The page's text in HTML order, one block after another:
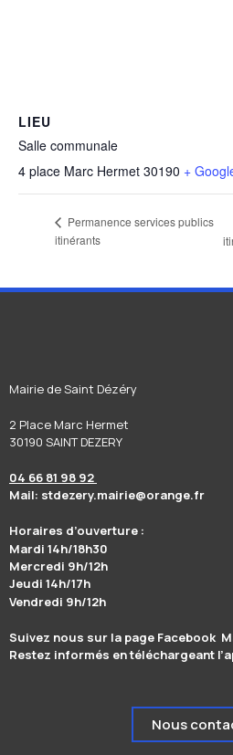
LIEU
Salle communale
4 place Marc Hermet 30190 +
Permanence services publics
itinérants
Mairie de Saint Dézéry
2 Place Marc Hermet
30190 SAINT DEZERY
04 66 81 98 92
Mail: stdezery.mairie@orange.fr
Horaires d’ouverture :
Mardi 14h/18h30
Mercredi 9h/12h
Jeudi 14h/17h
Vendredi 9h/12h
Suivez nous sur la page Facebook
Restez informés en téléchargeant
Nous